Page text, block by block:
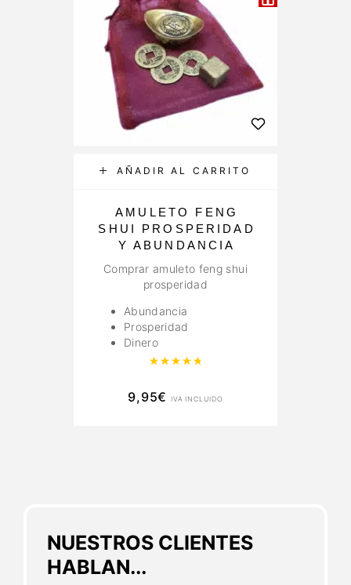
NUESTROS CLIENTES
HABLAN...
AÑADIR AL CARRITO
AMULETO FENG
SHUI PROSPERIDAD
Y ABUNDANCIA
Comprar amuleto feng shui
prosperidad
Abundancia
Prosperidad
Dinero
Valorado con
9,95€ IVA INCLUIDO